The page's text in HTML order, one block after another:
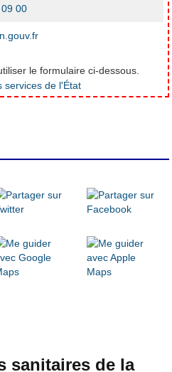
00
le formulaire ci-dessous.
sanitaires de la